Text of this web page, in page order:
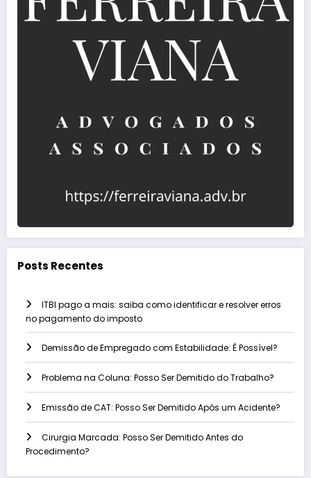
Posts Recentes
ITBI pago a mais: saiba como identificar e resolver erros
no pagamento do imposto
Demissão de Empregado com Estabilidade: É Possível?
Problema na Coluna: Posso Ser Demitido do Trabalho?
Emissão de CAT: Posso Ser Demitido Após um Acidente?
Cirurgia Marcada: Posso Ser Demitido Antes do
Procedimento?